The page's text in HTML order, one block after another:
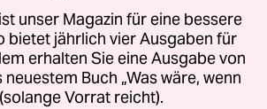
unser Magazin für eine bessere
bietet jährlich vier Ausgaben für
erhalten Sie eine Ausgabe von
Buch „Was wäre, wenn
Vorrat reicht).